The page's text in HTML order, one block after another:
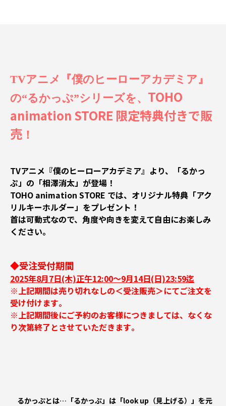
TVアニメ『僕のヒーローアカデミア』
の“るかっぷ”シリーズを、 TOHO
animation STORE 限定特典付きで販
売 ！
TVアニメ『僕のヒーローアカデミア』より、「るかっ
ぷ」の「相澤消太」が登場！
TOHO animation STORE では、オリジナル特典「アク
リルキーホルダー」をプレゼント！
首は可動式なので、角度や向きを変えて自由にお楽しみ
ください。
◆受注受付期間
2025年8月7日(木)正午12:00～9月14日(日)23:59迄
※上記期間は売り切れなしの＜受注販売＞にてご注文を
受け付けます｡
※上記期間後にご予約のお客様につきましては、なくな
り次第終了とさせていただきます｡
るかっぷとは…「るかっぷ」は「look up（見上げる）」を元